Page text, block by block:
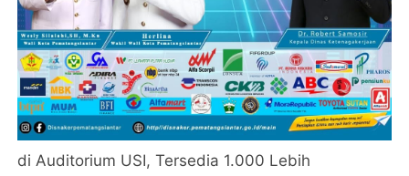
di Auditorium USI, Tersedia 1.000 Lebih